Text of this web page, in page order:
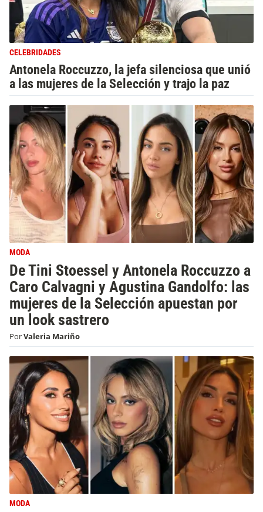
CELEBRIDADES
Antonela Roccuzzo, la jefa silenciosa que unió
a las mujeres de la Selección y trajo la paz
MODA
De Tini Stoessel y Antonela Roccuzzo a
Caro Calvagni y Agustina Gandolfo: las
mujeres de la Selección apuestan por
un look sastrero
PorValeria Mariño
MODA